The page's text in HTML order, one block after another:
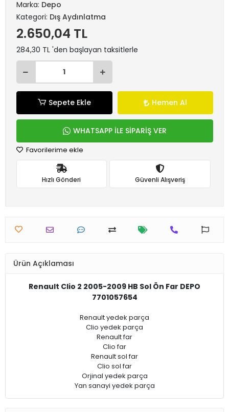
Marka: Depo
Kategori: Dış Aydınlatma
2.650,04 TL
284,30 TL 'den başlayan taksitlerle
Sepete Ekle Hemen Al
WHATSAPP İLE SİPARİŞ VER
Favorilerime ekle
Hızlı Gönderi Güvenli Alışveriş
Ürün Açıklaması
Renault Clio 2 2005-2009 HB Sol Ön Far DEPO
7701057654
Renault yedek parça
Clio yedek parça
Renault far
Clio far
Renault sol far
Clio sol far
Orjinal yedek parça
Yan sanayi yedek parça